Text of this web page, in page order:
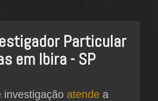
Particular
em Ibira - SP
investigação atende a